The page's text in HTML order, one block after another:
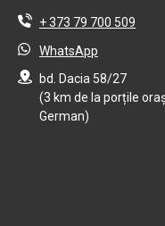
+ 373 79 700 509
WhatsApp
bd. Dacia 58/27
(3 km de la porțile
German)